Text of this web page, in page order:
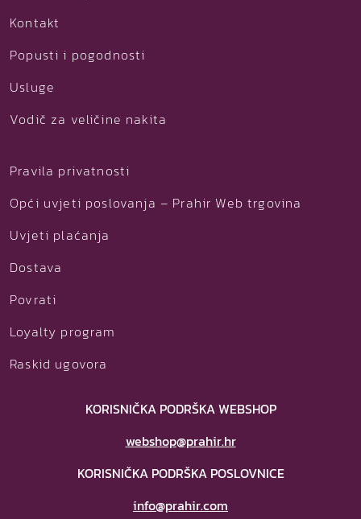
Kontakt
Popusti i pogodnosti
Usluge
Vodič za veličine nakita
Pravila privatnosti
Opći uvjeti poslovanja – Prahir Web trgovina
Uvjeti plaćanja
Dostava
Povrati
Loyalty program
Raskid ugovora
KORISNIČKA PODRŠKA WEBSHOP
webshop@prahir.hr
KORISNIČKA PODRŠKA POSLOVNICE
info@prahir.com